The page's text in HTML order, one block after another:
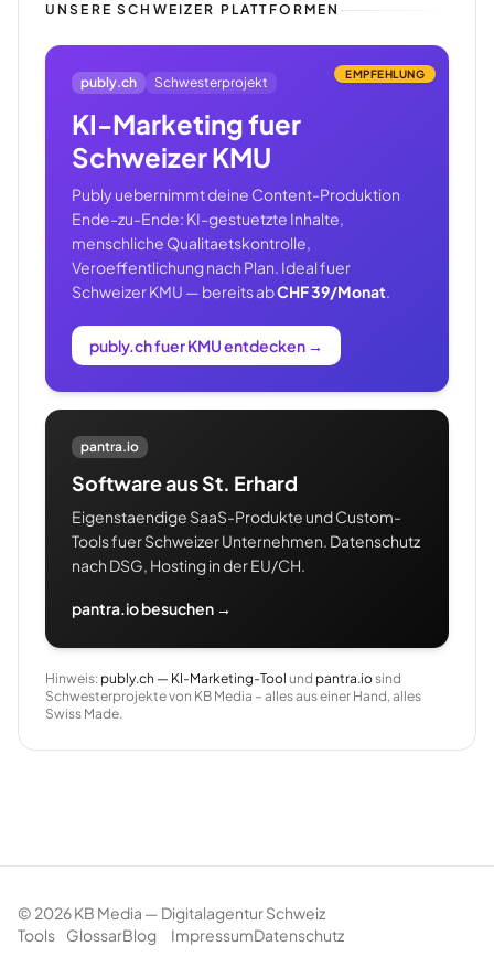
UNSERE SCHWEIZER PLATTFORMEN
EMPFEHLUNG
publy.ch Schwesterprojekt
KI-Marketing fuer
Schweizer KMU
Publy uebernimmt deine Content-Produktion
Ende-zu-Ende: KI-gestuetzte Inhalte,
menschliche Qualitaetskontrolle,
Veroeffentlichung nach Plan. Ideal fuer
Schweizer KMU — bereits abCHF 39/Monat.
publy.ch fuer KMU entdecken →
pantra.io
Software aus St. Erhard
Eigenstaendige SaaS-Produkte und Custom-
Tools fuer Schweizer Unternehmen. Datenschutz
nach DSG, Hosting in der EU/CH.
pantra.io besuchen →
Hinweis: publy.ch — KI-Marketing-Tool und pantra.iosind
Schwesterprojekte von KB Media – alles aus einer Hand, alles
Swiss Made.
© 2026KB Media — Digitalagentur Schweiz
Tools
GlossarBlog ImpressumDatenschutz